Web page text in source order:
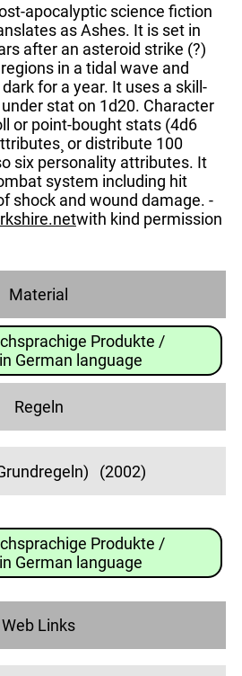
apocalyptic science fiction
as Ashes. It is set in
after an asteroid strike (?)
in a tidal wave and
for a year. It uses a skill-
stat on 1d20. Character
or point-bought stats (4d6
or distribute 100
six personality attributes. It
system including hit
shock and wound damage. -
with kind permission
Material
Produkte /
German language
Regeln
(2002)
Produkte /
German language
Web Links